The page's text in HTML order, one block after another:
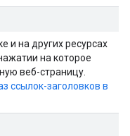
и на других ресурсах
на которое
веб-страницу.
ссылок-заголовков в